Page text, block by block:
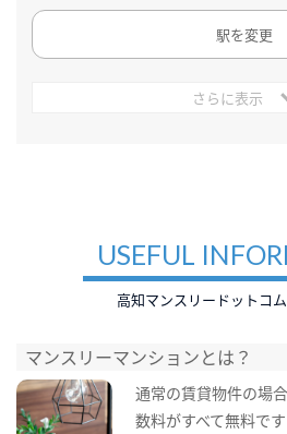
駅を変更
さらに表示
USEFUL
高知マンスリードットコ
マンスリーマンションとは？
通常の賃貸物件の場
数料がすべて無料です